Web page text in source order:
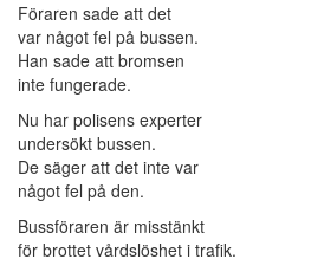
Föraren sade att det
var något fel på bussen.
Han sade att bromsen
inte fungerade.
Nu har polisens experter
undersökt bussen.
De säger att det inte var
något fel på den.
Bussföraren är misstänkt
för brottet vårdslöshet i trafik.